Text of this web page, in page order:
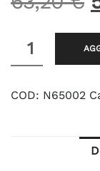
Acrilico
quantità
COD: N65002